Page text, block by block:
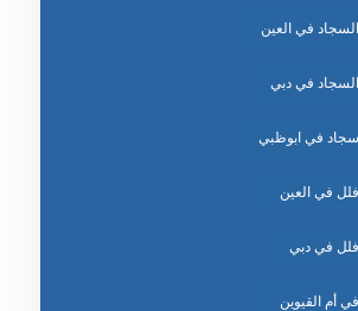
في العين
في دبي
في ابوظبي
في العين
في دبي
أم القيوين